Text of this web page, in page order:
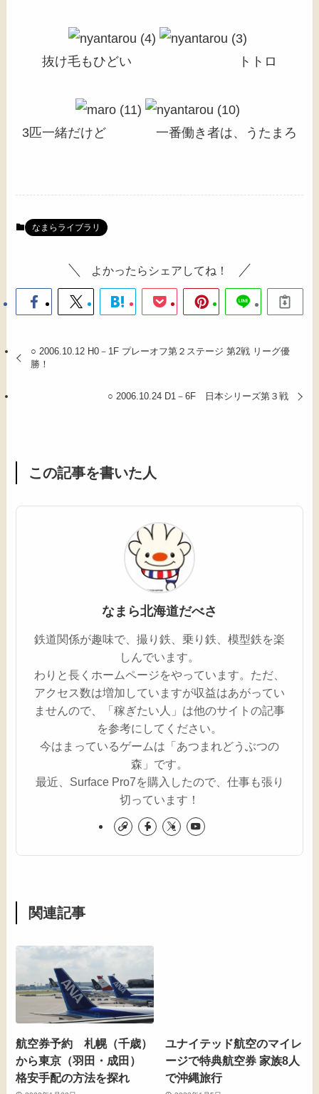
抜け毛もひどい トトロ
3匹一緒だけど 一番働き者は、うたまろ
なまらライブラリ
よかったらシェアしてね！
○ 2006.10.12 H0－1F プレーオフ第２ステージ 第2戦 リーグ優
勝！
○ 2006.10.24 D1－6F 日本シリーズ第３戦
この記事を書いた人
なまら北海道だべさ
鉄道関係が趣味で、撮り鉄、乗り鉄、模型鉄を楽
しんでいます。
わりと長くホームページをやっています。ただ、
アクセス数は増加していますが収益はあがってい
ませんので、「稼ぎたい人」は他のサイトの記事
を参考にしてください。
今はまっているゲームは「あつまれどうぶつの
森」です。
最近、Surface Pro7を購入したので、仕事も張り
切っています！
関連記事
航空券予約 札幌（千歳）
から東京（羽田・成田）
格安手配の方法を探れ
ユナイテッド航空のマイレ
ージで特典航空券 家族8人
で沖縄旅行